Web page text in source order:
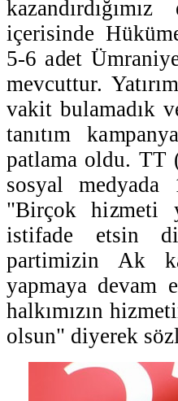
içerisinde
5-6 adet
mevcuttur.
vakit bulamadık
tanıtım
patlama oldu. TT
sosyal
"Birçok hizmeti
istifade etsin
partimizin Ak
yapmaya devam
halkımızın
olsun" diyerek